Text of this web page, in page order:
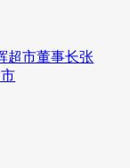
超市董事长张